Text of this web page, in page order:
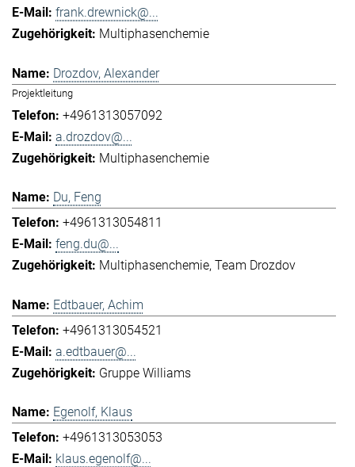
frank.drewnick@...
Multiphasenchemie
Drozdov, Alexander
Projektleitung
+4961313057092
a.drozdov@...
Multiphasenchemie
Du, Feng
+4961313054811
feng.du@...
Multiphasenchemie Team Drozdov
Edtbauer, Achim
+4961313054521
a.edtbauer@...
Gruppe Williams
Egenolf, Klaus
+4961313053053
klaus.egenolf@...